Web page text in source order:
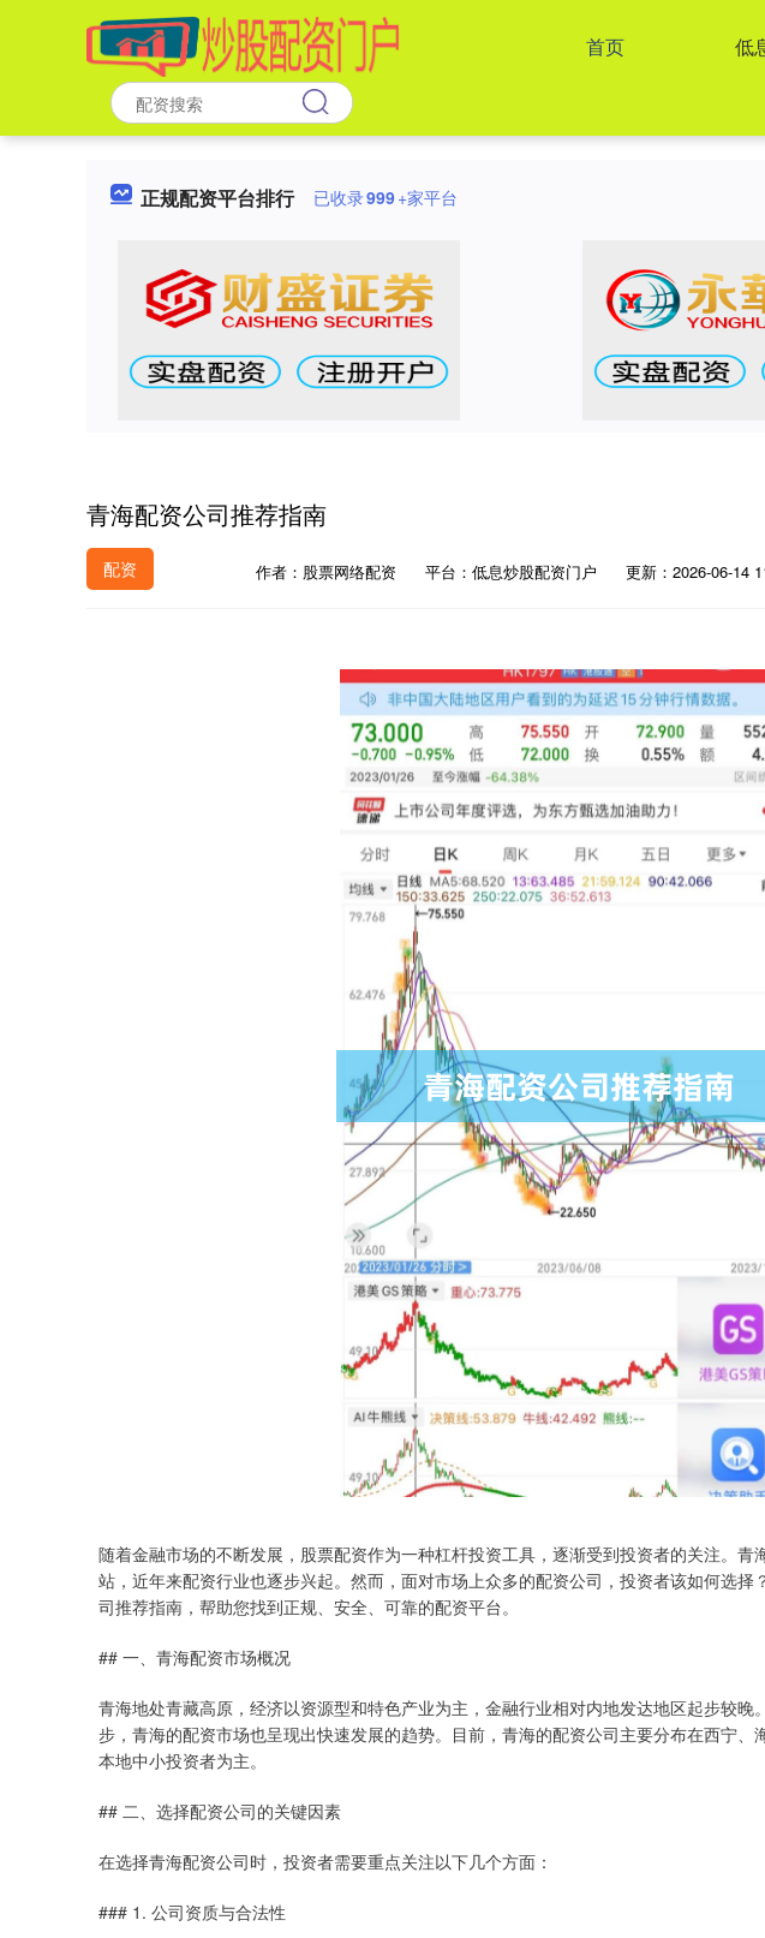
首页 低
正规配资平台排行 已收录999+家平台
青海配资公司推荐指南
配资 作者：股票网络配资 平台：低息炒股配资门户 更新：2026-06-14
随着金融市场的不断发展，股票配资作为一种杠杆投资工具，逐渐受到投资者的关注。青
站，近年来配资行业也逐步兴起。然而，面对市场上众多的配资公司，投资者该如何选
司推荐指南，帮助您找到正规、安全、可靠的配资平台。
## 一、青海配资市场概况
青海地处青藏高原，经济以资源型和特色产业为主，金融行业相对内地发达地区起步较晚
步，青海的配资市场也呈现出快速发展的趋势。目前，青海的配资公司主要分布在西宁、
本地中小投资者为主。
## 二、选择配资公司的关键因素
在选择青海配资公司时，投资者需要重点关注以下几个方面：
### 1. 公司资质与合法性